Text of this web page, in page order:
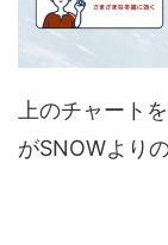
上のチャート
がSNOWより